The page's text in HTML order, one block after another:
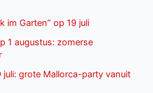
im Garten” op 19 juli
1 augustus: zomerse
juli: grote Mallorca-party vanuit